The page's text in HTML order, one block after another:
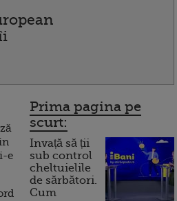
e
Prima pagina pe
scurt:
Invață să ții
sub control
cheltuielile
de sărbători.
Cum